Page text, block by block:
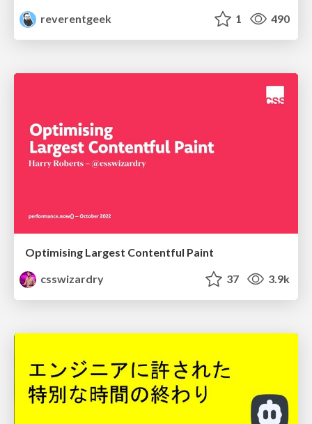
reverentgeek
1 490
Optimising Largest Contentful Paint
csswizardry
37 3.9k